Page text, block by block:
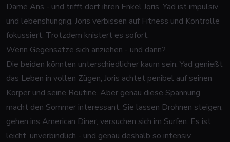
Dame Ans - und trifft dort ihren Enkel Joris. Yad ist impulsiv
und lebenshungrig, Joris verbissen auf Fitness und Kontrolle
fokussiert. Trotzdem knistert es sofort.
Wenn Gegensätze sich anziehen - und dann?
Die beiden könnten unterschiedlicher kaum sein. Yad genießt
das Leben in vollen Zügen, Joris achtet penibel auf seinen
Körper und seine Routine. Aber genau diese Spannung
macht den Sommer interessant: Sie lassen Drohnen steigen,
gehen ins American Diner, versuchen sich im Surfen. Es ist
leicht, unverbindlich - und genau deshalb so intensiv.